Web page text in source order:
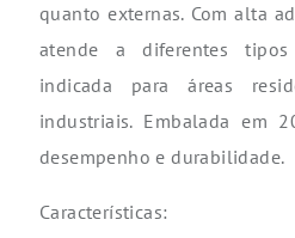
quanto externas. Com alta
atende a diferentes
indicada para áreas
industriais. Embalada em
desempenho e durabilidade.
Características: